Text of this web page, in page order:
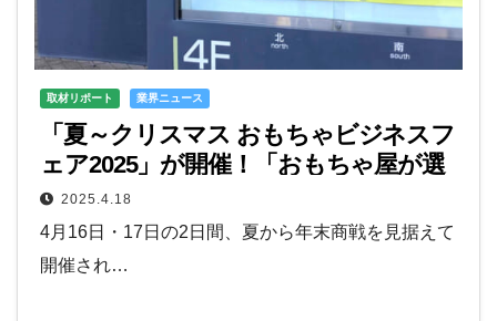
取材リポート 業界ニュース
「夏～クリスマス おもちゃビジネスフ
ェア2025」が開催！「おもちゃ屋が選
んだ今年売れるおもちゃ2025」の結果
発表も
2025.4.18
4月16日・17日の2日間、夏から年末商戦を見据えて
開催され…